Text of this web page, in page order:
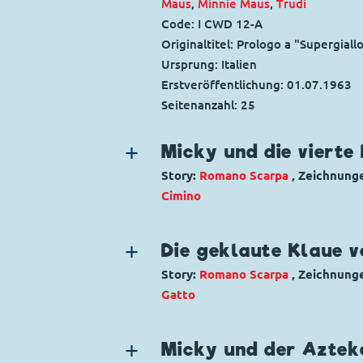
Maus, Minnie Maus, Trudi
Code: I CWD 12-A
Originaltitel: Prologo a
Ursprung: Italien
Erstveröffentlichung: 01.07.1963
Seitenanzahl: 25
Micky und die vierte
Story: Romano Scarpa,
Cimino
Charaktere:Betömchen,Goofy,
Klarabella Kuh
Ross
Ursprung: Italien
Die geklaute Klaue
Story: Romano Scarpa,
Gatto
Charaktere:Goofy ,Kommissar
Micky und der